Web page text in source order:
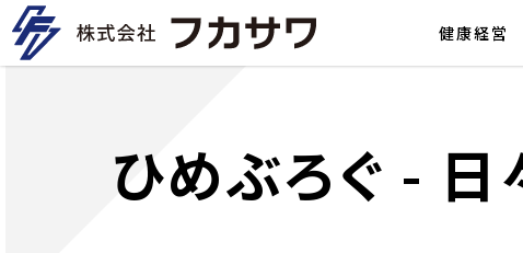
健康経営
ひめぶろぐ - 日